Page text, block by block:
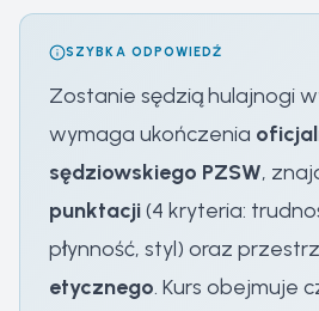
SZYBKA ODPOWIEDŹ
Zostanie sędzią hulajnogi
wymaga ukończenia
sędziowskiego PZSW,
punktacji(4 kryteria:
płynność, styl) oraz
etycznego. Kurs obejmuje